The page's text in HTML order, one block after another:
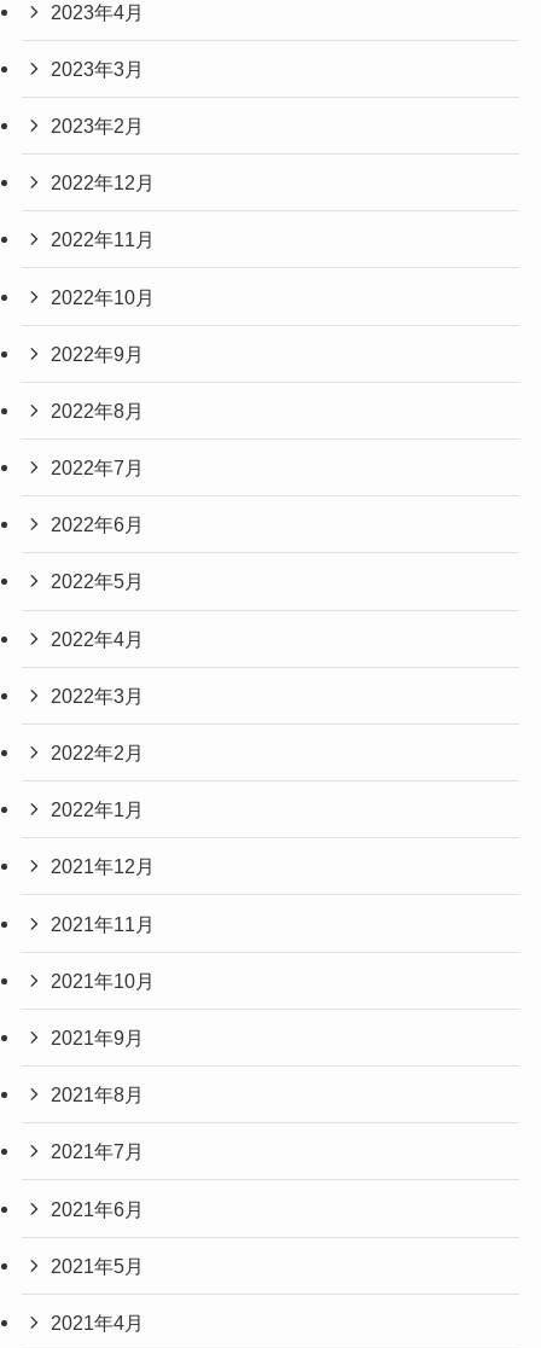
2023年4月
2023年3月
2023年2月
2022年12月
2022年11月
2022年10月
2022年9月
2022年8月
2022年7月
2022年6月
2022年5月
2022年4月
2022年3月
2022年2月
2022年1月
2021年12月
2021年11月
2021年10月
2021年9月
2021年8月
2021年7月
2021年6月
2021年5月
2021年4月